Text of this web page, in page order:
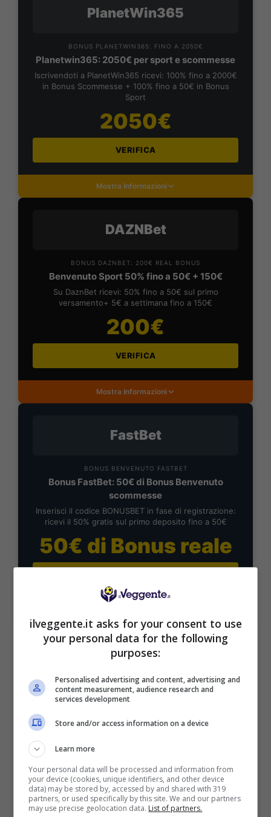
PlanetWin365
BONUS PLANETWIN365: FINO A 2050€
Planetwin365: 2050€ per sport e scommesse
Iscrivendoti a PlanetWin365 ricevi: 100% fino a 2000€
in Bonus Scommesse + 100% fino a 50€ in Bonus
Sport
2050€
VERIFICA
Mostra Informazioni
DAZNBet
BONUS DAZNBET: 200€ REAL BONUS
Benvenuto Sport 50% fino a 50€ + 150€
Su DaznBet ricevi: 50% fino a 50€ sul primo
versamento+ 5€ a settimana fino a 150€
200€
VERIFICA
Mostra Informazioni
FastBet
BONUS BENVENUTO FASTBET
Bonus FastBet: 50€ di Bonus Benvenuto
scommesse
Inserisci il codice BONUSBET in fase di registrazione:
ricevi il 50% gratis sul primo deposito fino a 50€
50€ di Bonus reale
Il pronostico
Anche se parliamo di un vero e proprio
spareggio per rimanere nella Liga, ci aspettiamo
vittoria esterna.
Le probabili formazioni di
Levante-Maiorca
LEVANTE (4-1-4-1):Ryan; Toljan, Dela,
ilveggente.it asks for your consent to use
your personal data for the following
purposes:
Personalised advertising and content, advertising and
content measurement, audience research and
services development
Store and/or access information on a device
Learn more
Your personal data will be processed and information from
your device (cookies, unique identifiers, and other device
data) may be stored by, accessed by and shared with 319
partners, or used specifically by this site. We and our partners
may use precise geolocation data. List of partners.